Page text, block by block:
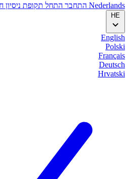
Nederlands התחבר התחל תקופת ניסיון
HE
English
Polski
Français
Deutsch
Hrvatski